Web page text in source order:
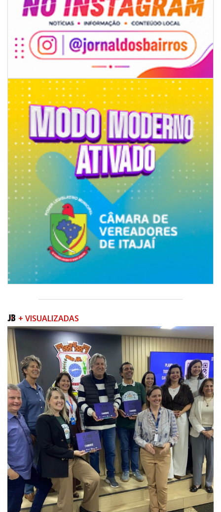
08/08/2026 | 07:00
8º Capoezade promove semana de oficinas gratuitas e atividades
culturais em Itajaí
08/08/2026 | 07:00
BALNEÁRIO CAMBORIÚ
+ VISUALIZADAS